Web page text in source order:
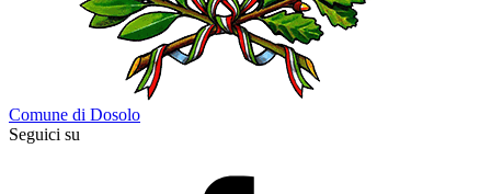
Comune di Dosolo
Seguici su